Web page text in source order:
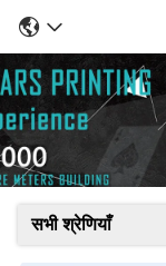
सभी श्रेणियाँ